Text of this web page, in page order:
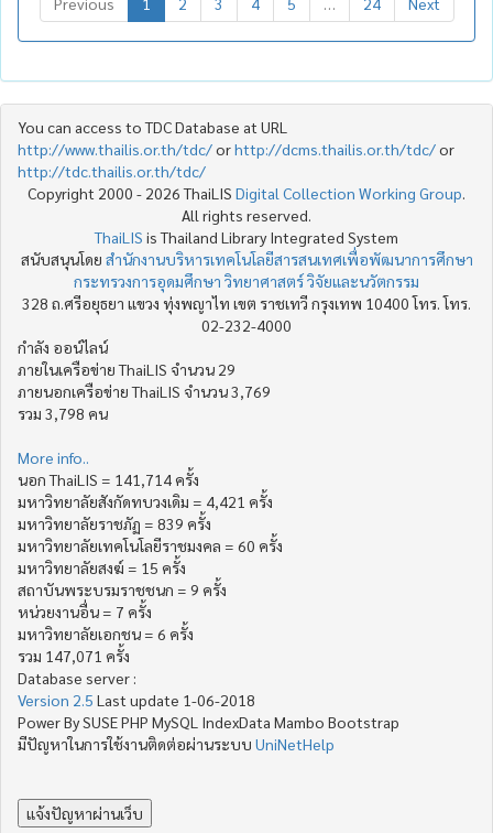
You can access to TDC Database at URL
http://www.thailis.or.th/tdc/orhttp://dcms.thailis.or.th/tdc/or
http://tdc.thailis.or.th/tdc/
Copyright 2000 - 2026 ThaiLIS Digital Collection Working Group
All rights reserved.
ThaiLIS is Thailand Library Integrated System
สนับสนุนโดย สำนักงานบริหารเทคโนโลยีสารสนเทศเพื่อพัฒนาการศึกษา
กระทรวงการอุดมศึกษา วิทยาศาสตร์ วิจัยและนวัตกรรม
328 ถ.ศรีอยุธยา แขวง ทุ่งพญาไท เขต ราชเทวี กรุงเทพ 10400 โทร. โทร.
02-232-4000
กำลัง ออน์ไลน์
ภายในเครือข่าย ThaiLIS จำนวน 29
ภายนอกเครือข่าย ThaiLIS จำนวน 3,769
รวม 3,798 คน
More info..
นอก ThaiLIS = 141,714 ครั้ง
มหาวิทยาลัยสังกัดทบวงเดิม = 4,421 ครั้ง
มหาวิทยาลัยราชภัฏ = 839 ครั้ง
มหาวิทยาลัยเทคโนโลยีราชมงคล = 60 ครั้ง
มหาวิทยาลัยสงฆ์ = 15 ครั้ง
สถาบันพระบรมราชชนก = 9 ครั้ง
หน่วยงานอื่น = 7 ครั้ง
มหาวิทยาลัยเอกชน = 6 ครั้ง
รวม 147,071 ครั้ง
Database server :
Version 2.5 Last update 1-06-2018
Power By SUSE PHP MySQL IndexData Mambo Bootstrap
มีปัญหาในการใช้งานติดต่อผ่านระบบ UniNetHelp